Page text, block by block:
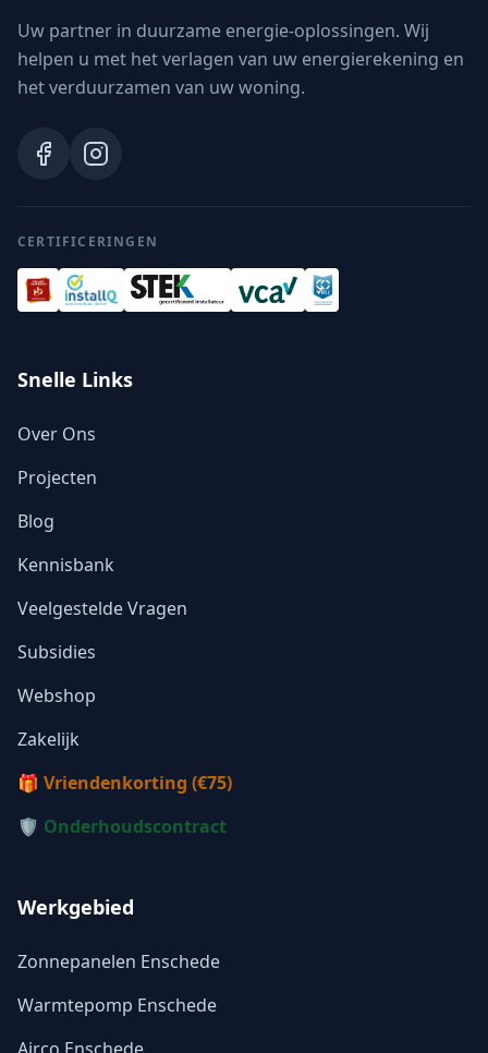
Uw partner in duurzame energie-oplossingen. Wij
helpen u met het verlagen van uw energierekening en
het verduurzamen van uw woning.
CERTIFICERINGEN
Snelle Links
Over Ons
Projecten
Blog
Kennisbank
Veelgestelde Vragen
Subsidies
Webshop
Zakelijk
🎁 Vriendenkorting (€75)
🛡️ Onderhoudscontract
Werkgebied
Zonnepanelen Enschede
Warmtepomp Enschede